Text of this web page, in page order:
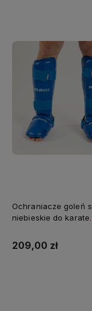
Ochraniacze goleń
niebieskie do karate
209,00 zł